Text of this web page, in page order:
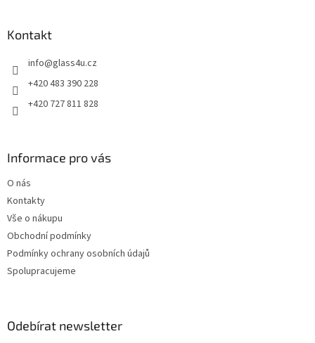
Kontakt
info@glass4u.cz
+420 483 390 228
+420 727 811 828
Informace pro vás
O nás
Kontakty
Vše o nákupu
Obchodní podmínky
Podmínky ochrany osobních údajů
Spolupracujeme
Odebírat newsletter